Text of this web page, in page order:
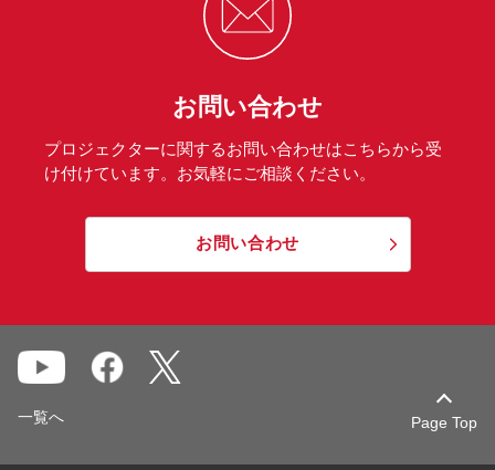
お問い合わせ
プロジェクターに関するお問い合わせはこちらから受
け付けています。お気軽にご相談ください。
お問い合わせ
Page Top
一覧へ